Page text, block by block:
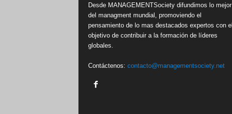
Desde MANAGEMENTSociety difundimos lo mejor
del managment mundial, promoviendo el
pensamiento de lo mas destacados expertos con el
objetivo de contribuir a la formación de líderes
globales.
Contáctenos: contacto@managementsociety.net